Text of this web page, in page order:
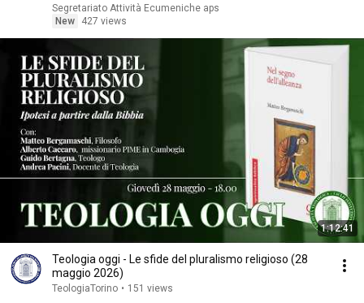
Segretariato Attività Ecumeniche aps
New
427 views
1:12:41
Teologia oggi - Le sfide del pluralismo religioso (28
maggio 2026)
TeologiaTorino • 151 views